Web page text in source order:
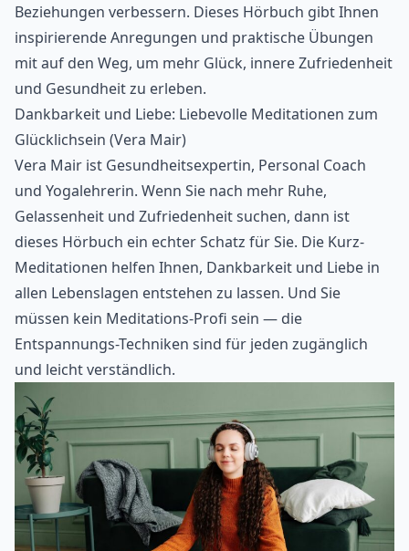
Beziehungen verbessern. Dieses Hörbuch gibt Ihnen
inspirierende Anregungen und praktische Übungen
mit auf den Weg, um mehr Glück, innere Zufriedenheit
und Gesundheit zu erleben.
Dankbarkeit und Liebe: Liebevolle Meditationen zum
Glücklichsein (Vera Mair)
Vera Mair ist Gesundheitsexpertin, Personal Coach
und Yogalehrerin. Wenn Sie nach mehr Ruhe,
Gelassenheit und Zufriedenheit suchen, dann ist
dieses Hörbuch ein echter Schatz für Sie. Die Kurz-
Meditationen helfen Ihnen, Dankbarkeit und Liebe in
allen Lebenslagen entstehen zu lassen. Und Sie
müssen kein Meditations-Profi sein — die
Entspannungs-Techniken sind für jeden zugänglich
und leicht verständlich.